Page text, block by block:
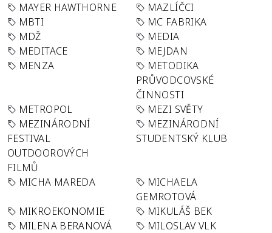
MAYER HAWTHORNE
MAZLÍČCI
MBTI
MC FABRIKA
MDŽ
MEDIA
MEDITACE
MEJDAN
MENZA
METODIKA
PRŮVODCOVSKÉ
ČINNOSTI
METROPOL
MEZI SVĚTY
MEZINÁRODNÍ
FESTIVAL
OUTDOOROVÝCH
FILMŮ
MEZINÁRODNÍ
STUDENTSKÝ KLUB
MICHA MAREDA
MICHAELA
GEMROTOVÁ
MIKROEKONOMIE
MIKULÁŠ BEK
MILENA BERANOVÁ
MILOSLAV VLK